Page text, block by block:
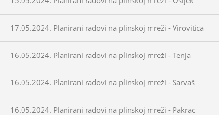
17.05.2024. Planirani radovi na plinskoj mreži - Virovitica
16.05.2024. Planirani radovi na plinskoj mreži - Tenja
16.05.2024. Planirani radovi na plinskoj mreži - Sarvaš
16.05.2024. Planirani radovi na plinskoj mreži - Pakrac